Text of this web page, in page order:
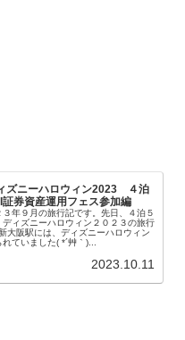
ズニーハロウィン2023 ４泊
券資産運用フェス参加編
年９月の旅行記です。先日、４泊５
ディズニーハロウィン２０２３の旅行
大阪駅には、ディズニーハロウィン
ていました( *´艸｀)...
2023.10.11